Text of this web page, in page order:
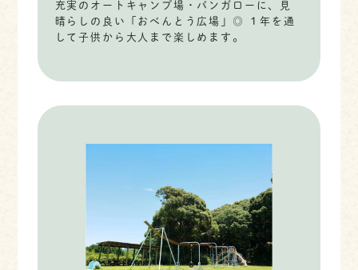
充実のオートキャンプ場・バンガローに、見
晴らしの良い「おべんとう広場」◎ １年を通
して子供から大人まで楽しめます。